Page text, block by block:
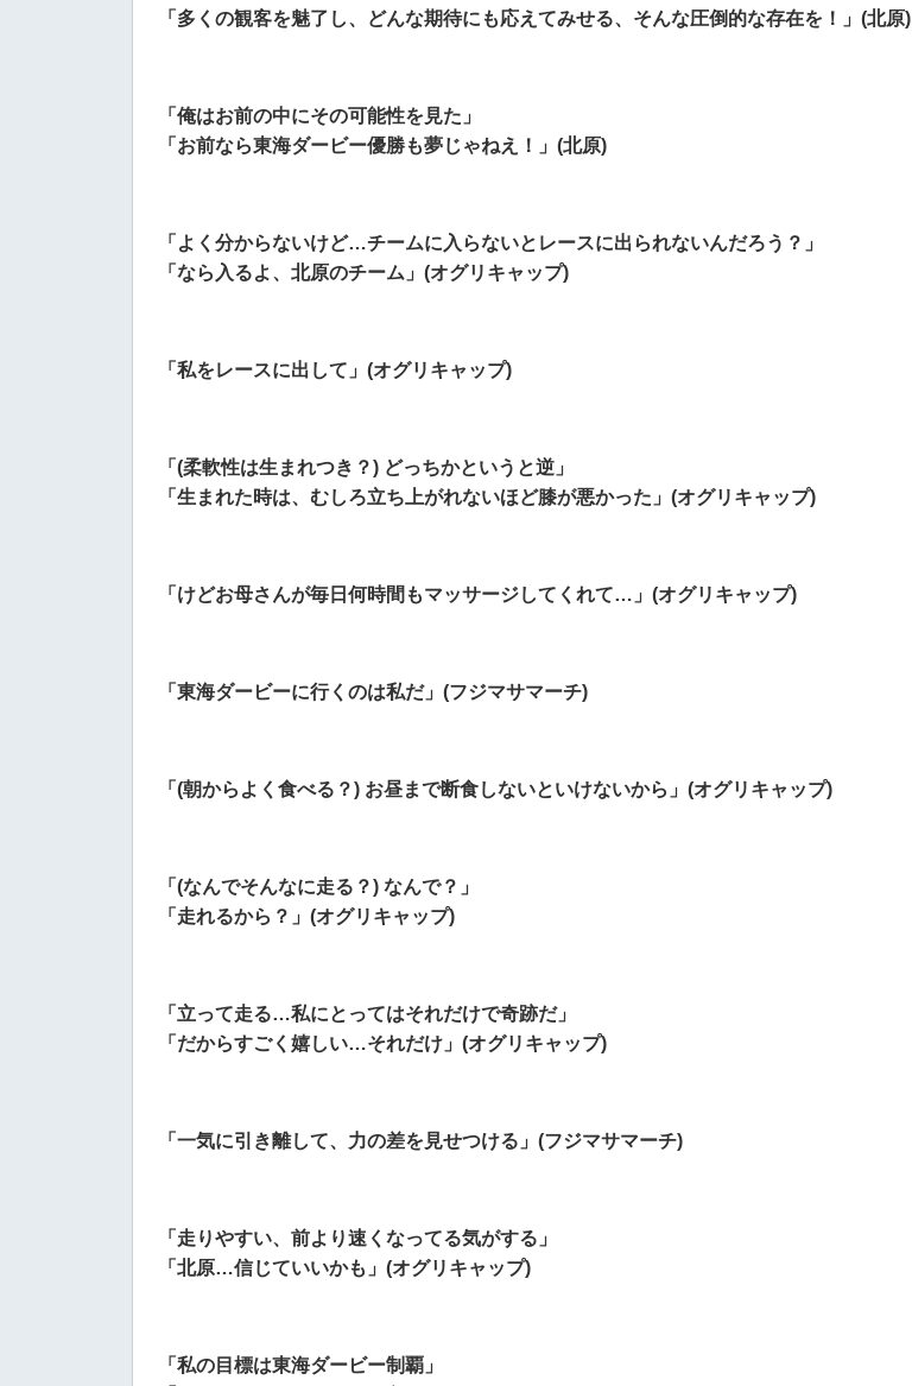
「多くの観客を魅了し、どんな期待にも応えてみせる、そんな圧倒的な存在を！」(北原)
「俺はお前の中にその可能性を見た」
「お前なら東海ダービー優勝も夢じゃねえ！」(北原)
「よく分からないけど…チームに入らないとレースに出られないんだろう？」
「なら入るよ、北原のチーム」(オグリキャップ)
「私をレースに出して」(オグリキャップ)
「(柔軟性は生まれつき？) どっちかというと逆」
「生まれた時は、むしろ立ち上がれないほど膝が悪かった」(オグリキャップ)
「けどお母さんが毎日何時間もマッサージしてくれて…」(オグリキャップ)
「東海ダービーに行くのは私だ」(フジマサマーチ)
「(朝からよく食べる？) お昼まで断食しないといけないから」(オグリキャップ)
「(なんでそんなに走る？) なんで？」
「走れるから？」(オグリキャップ)
「立って走る…私にとってはそれだけで奇跡だ」
「だからすごく嬉しい…それだけ」(オグリキャップ)
「一気に引き離して、力の差を見せつける」(フジマサマーチ)
「走りやすい、前より速くなってる気がする」
「北原…信じていいかも」(オグリキャップ)
「私の目標は東海ダービー制覇」